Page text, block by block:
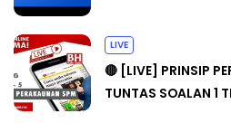
LIVE
🔴 [LIVE] PRINSIP
TUNTAS SOALAN 1